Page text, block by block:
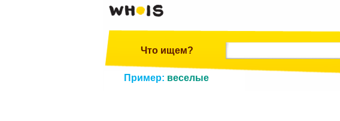
Whois
Что ищем?
Пример: веселые